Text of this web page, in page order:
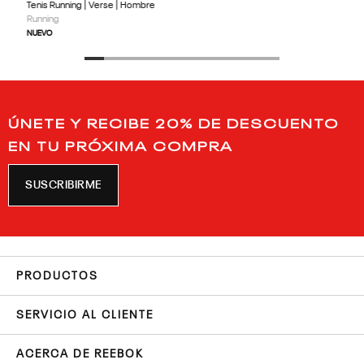
Tenis Running | Verse | Hombre
Running
NUEVO
ÚNETE Y RECIBE 20% DE DESCUENTO
EN TU PRÓXIMA COMPRA
SUSCRIBIRME
PRODUCTOS
SERVICIO AL CLIENTE
ACERCA DE REEBOK